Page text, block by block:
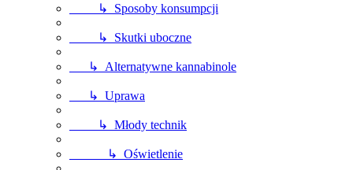
↳ Sposoby konsumpcji
↳ Skutki uboczne
↳ Alternatywne kannabinole
↳ Uprawa
↳ Młody technik
↳ Oświetlenie